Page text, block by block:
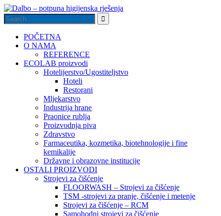
POČETNA
O NAMA
REFERENCE
ECOLAB proizvodi
Hotelijerstvo/Ugostiteljstvo
Hoteli
Restorani
Mljekarstvo
Industrija hrane
Praonice rublja
Proizvodnja piva
Zdravstvo
Farmaceutika, kozmetika, biotehnologije i fine
kemikalije
Državne i obrazovne institucije
OSTALI PROIZVODI
Strojevi za čišćenje
FLOORWASH – Strojevi za čišćenje
TSM -strojevi za pranje, čišćenje i metenje
Strojevi za čišćenje – RCM
Samohodni strojevi za čišćenje